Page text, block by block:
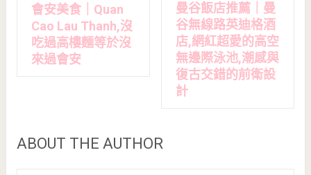
會安美食｜Quan
Cao Lau Thanh,沒
吃過高樓麵等於沒
來過會安
曼谷飯店推薦｜曼
谷無線路英迪格酒
店,網紅超愛的高空
無邊際泳池,潮感與
復古交錯的前衛設
計
ABOUT THE AUTHOR